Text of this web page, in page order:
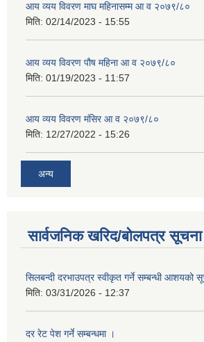
आय व्यय विवरण माघ महिनासम्म आ व २०७९/८०
मिति: 02/14/2023 - 15:55
आय व्यय विवरण पौष महिना आ व २०७९/८०
मिति: 01/19/2023 - 11:57
आय व्यय विवरण मंसिर आ व २०७९/८०
मिति: 12/27/2022 - 15:26
अन्य
सार्वजनिक खरिद/बोलपत्र सूचना
सिलबन्दी दरभाउपत्र स्वीकृत गर्ने सम्बन्धी आशयको
मिति: 03/31/2026 - 12:37
दर रेट पेश गर्ने सम्बन्धमा ।